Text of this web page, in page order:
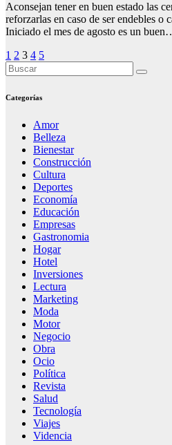
Aconsejan tener en buen estado las
reforzarlas en caso de ser endebles o
Iniciado el mes de agosto es un
Paginación
de
entradas
1 2 3 4 5
Categorías
Amor
Belleza
Bienestar
Construcción
Cultura
Deportes
Economía
Educación
Empresas
Gastronomia
Hogar
Hotel
Inversiones
Lectura
Marketing
Moda
Motor
Negocio
Obra
Ocio
Política
Revista
Salud
Tecnología
Viajes
Videncia